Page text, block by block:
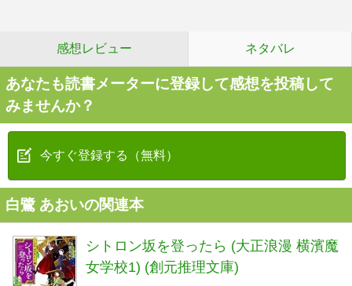
感想レビュー ネタバレ
あなたも読書メーターに登録して感想を投稿して
みませんか？
今すぐ登録する（無料）
白鷺 あおいの関連本
シトロン坂を登ったら (大正浪漫 横濱魔
女学校1) (創元推理文庫)